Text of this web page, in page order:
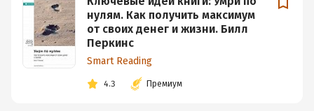
нулям. Как получить максимум
от своих денег и жизни. Билл
Перкинс
Smart Reading
4.3 Премиум